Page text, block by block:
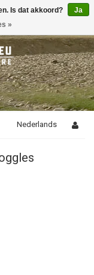
Nederlands
Is dat akkoord?
Ja
»